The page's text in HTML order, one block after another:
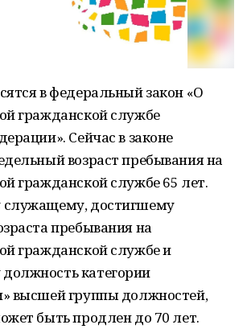
в федеральный закон «О
гражданской службе
Сейчас в законе
возраст пребывания на
гражданской службе 65 лет.
достигшему
пребывания на
гражданской службе и
категории
высшей группы должностей,
быть продлен до 70 лет.